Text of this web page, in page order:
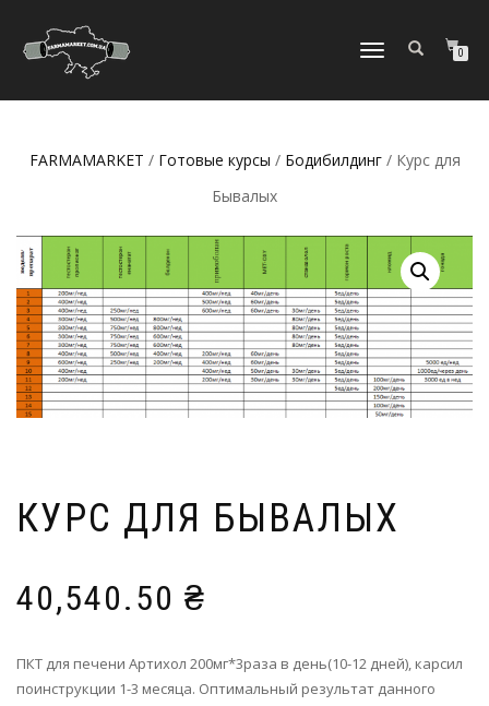
ПЕРЕКЛЮЧИТЬ
0
FARMAMARKET / Готовые курсы / Бодибилдинг/ Курс для
Бывалых
КУРС ДЛЯ БЫВАЛЫХ
40,540.50 ₴
ПКТ для печени Артихол 200мг*3раза в день(10-12 дней), карсил
поинструкции 1-3 месяца. Оптимальный результат данного